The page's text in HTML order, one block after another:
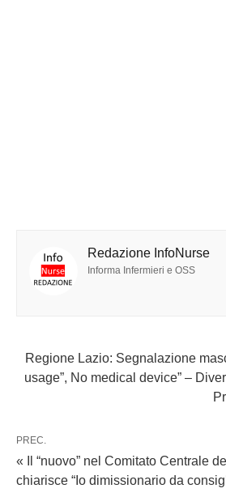
Redazione InfoNurse
Informa Infermieri e OSS
Regione Lazio: Segnalazione
usage”, No medical device” –
PREC.
« Il “nuovo” nel Comitato Centrale
chiarisce “Io dimissionario da